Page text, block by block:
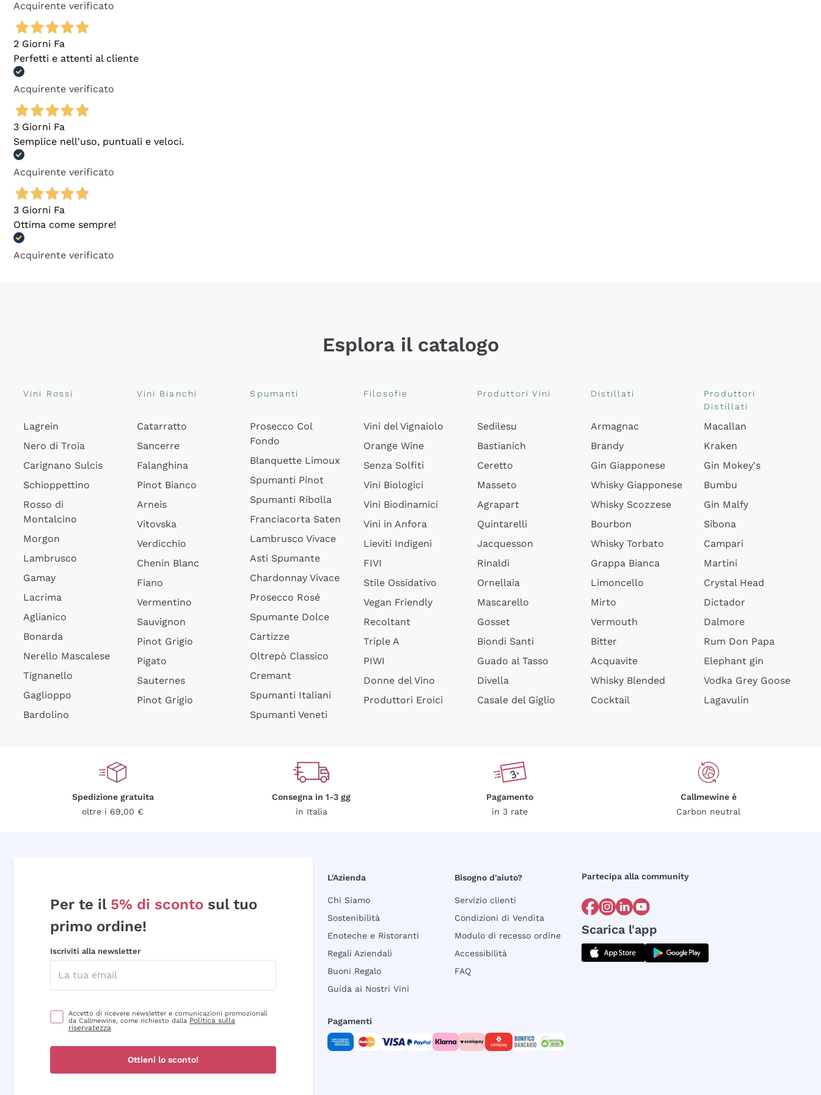
Acquirente verificato
2 Giorni Fa
Perfetti e attenti al cliente
Acquirente verificato
3 Giorni Fa
Semplice nell'uso, puntuali e veloci.
Acquirente verificato
3 Giorni Fa
Ottima come sempre!
Acquirente verificato
Esplora il catalogo
Vini Rossi
Lagrein
Nero di Troia
Carignano Sulcis
Schioppettino
Rosso di
Montalcino
Morgon
Lambrusco
Gamay
Lacrima
Aglianico
Bonarda
Nerello Mascalese
Tignanello
Gaglioppo
Bardolino
Vini Bianchi
Catarratto
Sancerre
Falanghina
Pinot Bianco
Arneis
Vitovska
Verdicchio
Chenin Blanc
Fiano
Vermentino
Sauvignon
Pinot Grigio
Pigato
Sauternes
Pinot Grigio
Spumanti
Prosecco Col
Fondo
Blanquette Limoux
Spumanti Pinot
Spumanti Ribolla
Franciacorta Saten
Lambrusco Vivace
Asti Spumante
Chardonnay Vivace
Prosecco Rosé
Spumante Dolce
Cartizze
Oltrepò Classico
Cremant
Spumanti Italiani
Spumanti Veneti
Filosofie
Vini del Vignaiolo
Orange Wine
Senza Solfiti
Vini Biologici
Vini Biodinamici
Vini in Anfora
Lieviti Indigeni
FIVI
Stile Ossidativo
Vegan Friendly
Recoltant
Triple A
PIWI
Donne del Vino
Produttori Eroici
Produttori Vini
Sedilesu
Bastianich
Ceretto
Masseto
Agrapart
Quintarelli
Jacquesson
Rinaldi
Ornellaia
Mascarello
Gosset
Biondi Santi
Guado al Tasso
Divella
Casale del Giglio
Distillati
Armagnac
Brandy
Gin Giapponese
Whisky Giapponese
Whisky Scozzese
Bourbon
Whisky Torbato
Grappa Bianca
Limoncello
Mirto
Vermouth
Bitter
Acquavite
Whisky Blended
Cocktail
Produttori
Distillati
Macallan
Kraken
Gin Mokey's
Bumbu
Gin Malfy
Sibona
Campari
Martini
Crystal Head
Dictador
Dalmore
Rum Don Papa
Elephant gin
Vodka Grey Goose
Lagavulin
Spedizione gratuita
oltre i 69,00 €
Consegna in 1-3 gg
in Italia
Pagamento
in 3 rate
Callmewine è
Carbon neutral
Per te il 5% di sconto sul tuo
primo ordine!
Iscriviti alla newsletter
Accetto di ricevere newsletter e comunicazioni promozionali
da Callmewine, come richiesto dalla Politica sulla
riservatezza
Ottieni lo sconto!
L'Azienda
Chi Siamo
Sostenibilità
Enoteche e Ristoranti
Regali Aziendali
Buoni Regalo
Guida ai Nostri Vini
Bisogno d'aiuto?
Servizio clienti
Condizioni di Vendita
Modulo di recesso ordine
Accessibilità
FAQ
Partecipa alla community
Scarica l'app
Pagamenti